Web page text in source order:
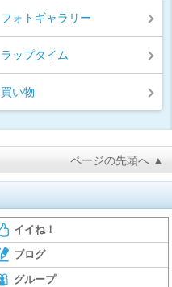
フォトギャラリー
ラップタイム
買い物
ページの先頭へ ▲
イイね！
ブログ
グループ